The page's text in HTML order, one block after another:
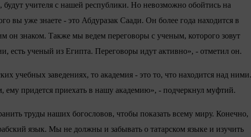
учителя с нашей республики. Но невозможно обойтись на
вы уже знаете - это Абдуразак Саади. Он более года находится в
он знаком. Также мы ведем переговоры с ученым, которого зовут
есть ученый из Египта. Переговоры идут активно», - отметил он.
учебных заведениях, то академия - это то, что находится над ними.
ему придется приехать в нашу академию», - подчеркнул муфтий.
труды наших богословов, чтобы показать всему миру. Конечно,
язык. Мы не должны и забывать о татарском языке и изучить